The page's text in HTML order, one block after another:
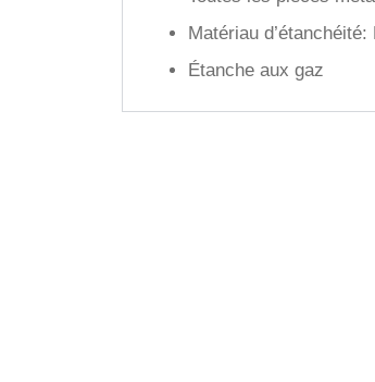
Matériau
Étanche aux gaz